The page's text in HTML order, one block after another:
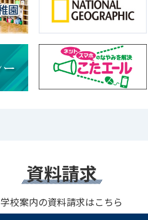
資料請求
学校案内の資料請求はこちら